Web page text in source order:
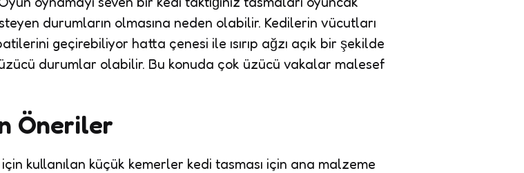
durumların olmasına neden olabilir. Kedilerin vücutları
geçirebiliyor hatta çenesi ile ısırıp ağzı açık bir şekilde
durumlar olabilir. Bu konuda çok üzücü vakalar malesef
Öneriler
kullanılan küçük kemerler kedi tasması için ana malzeme